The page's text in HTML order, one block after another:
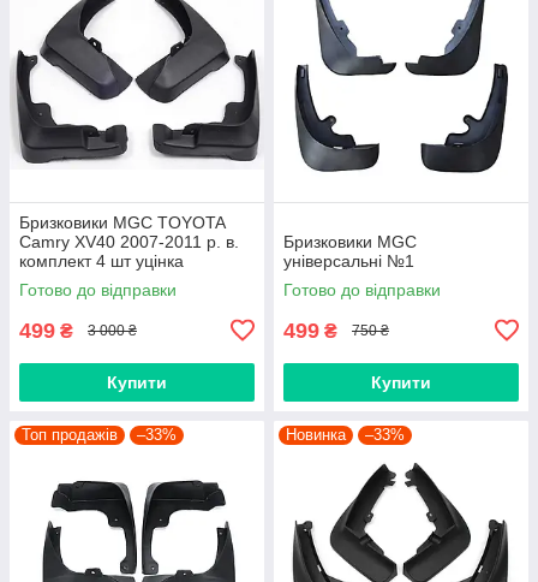
Бризковики MGC TOYOTA
Camry XV40 2007-2011 р. в.
комплект 4 шт уцінка
Готово до відправки
499 ₴ 3 000 ₴
Купити
Бризковики MGC
універсальні №1
Готово до відправки
499 ₴ 750 ₴
Купити
Топ продажів –33% Новинка –33%